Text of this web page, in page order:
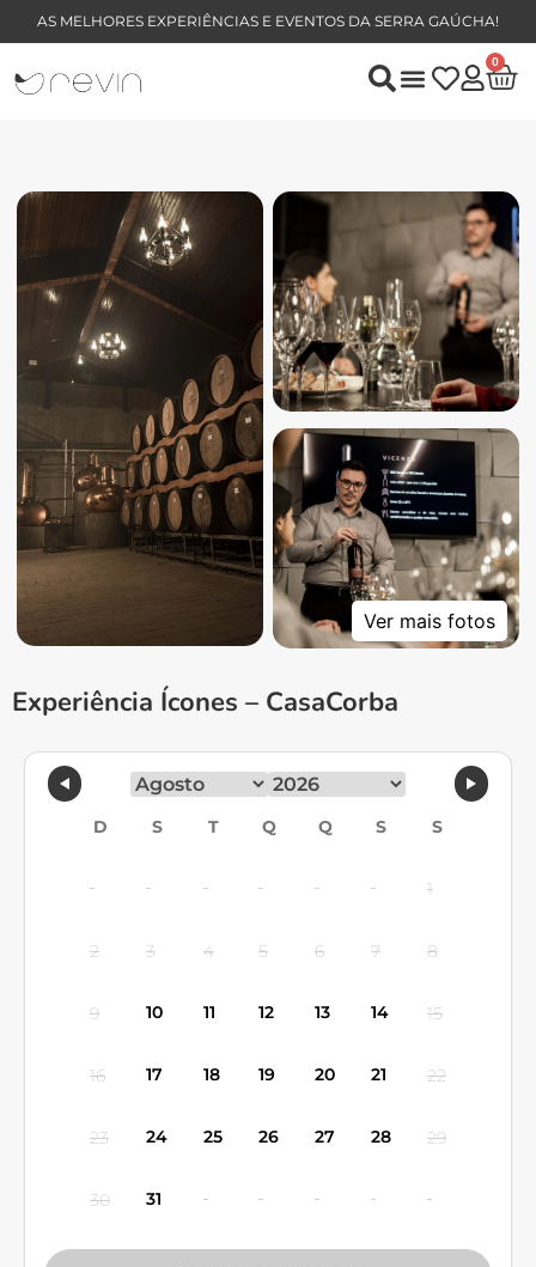
AS MELHORES EXPERIÊNCIAS E EVENTOS DA SERRA GAÚCHA!
0
Ver mais fotos
Experiência Ícones – CasaCorba
D S T Q Q S S
1
2 3 4 5 6 7 8
9 10 11 12 13 14 15
16 17 18 19 20 21 22
23 24 25 26 27 28 29
30 31